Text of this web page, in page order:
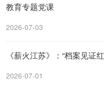
教育专题党课
2026-07-03
《薪火江苏》：“档案见证
2026-07-01